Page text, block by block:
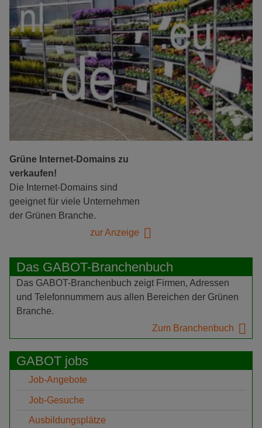
Grüne Internet-Domains zu
verkaufen!
Die Internet-Domains sind
geeignet für viele Unternehmen
der Grünen Branche.
zur Anzeige
Das GABOT-Branchenbuch
Das GABOT-Branchenbuch zeigt Firmen, Adressen
und Telefonnummern aus allen Bereichen der Grünen
Branche.
Zum Branchenbuch
GABOT jobs
Job-Angebote
Job-Gesuche
Ausbildungsplätze